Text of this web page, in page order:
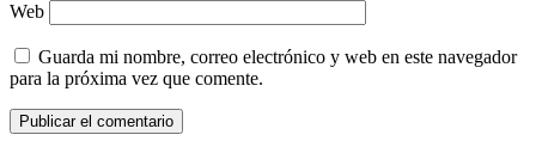
Web
Guarda mi nombre, correo electrónico y web en este navegador
para la próxima vez que comente.